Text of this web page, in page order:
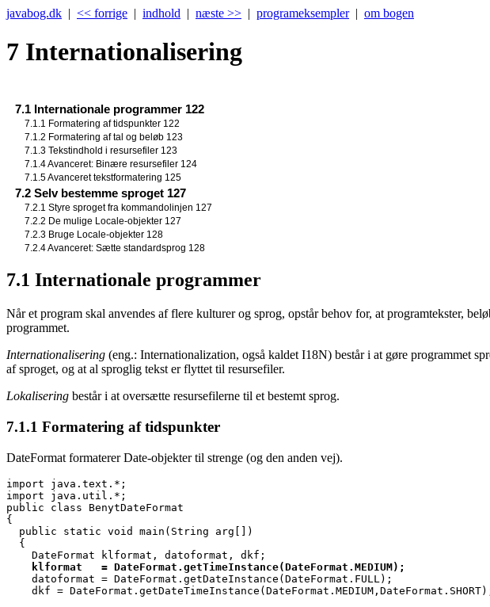
javabog.dk | << forrige | indhold | næste >> | programeksempler| om bogen
7 Internationalisering
7.1 Internationale programmer 122
7.1.1 Formatering af tidspunkter 122
7.1.2 Formatering af tal og beløb 123
7.1.3 Tekstindhold i resursefiler 123
7.1.4 Avanceret: Binære resursefiler 124
7.1.5 Avanceret tekstformatering 125
7.2 Selv bestemme sproget 127
7.2.1 Styre sproget fra kommandolinjen 127
7.2.2 De mulige Locale-objekter 127
7.2.3 Bruge Locale-objekter 128
7.2.4 Avanceret: Sætte standardsprog 128
7.1 Internationale programmer
Når et program skal anvendes af flere kulturer og sprog, opstår behov for, at programtekster,
programmet.
Internationalisering (eng.: Internationalization, også kaldet I18N) består i at gøre programmet
af sproget, og at al sproglig tekst er flyttet til resursefiler.
Lokalisering består i at oversætte resursefilerne til et bestemt sprog.
7.1.1 Formatering af tidspunkter
DateFormat formaterer Date-objekter til strenge (og den anden vej).
import java.util.*;
public class BenytDateFormat
{
  public static void main(String arg[])
  {
    DateFormat klformat, datoformat, dkf;
    klformat   = DateFormat.getTimeInstance(DateFormat.MEDIUM);
    datoformat = DateFormat.getDateInstance(DateFormat.FULL);
dkf =